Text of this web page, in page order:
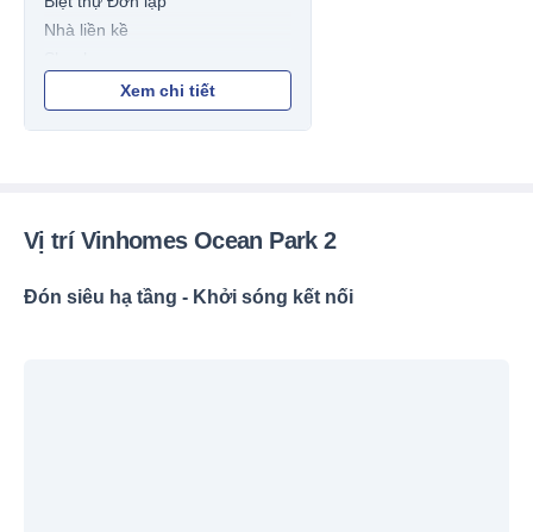
Nhà liền kề
Xem chi tiết
Vị trí Vinhomes Ocean Park 2
Đón siêu hạ tầng - Khởi sóng kết nối